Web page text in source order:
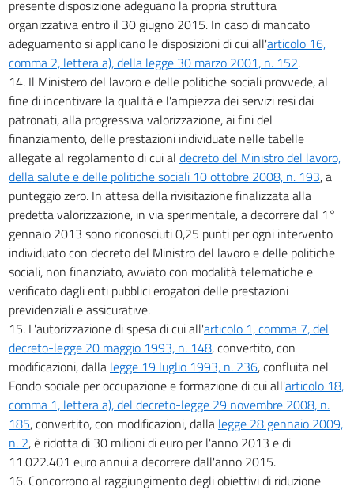
presente disposizione adeguano la propria struttura
organizzativa entro il 30 giugno 2015. In caso di mancato
adeguamento si applicano le disposizioni di cui all'articolo 16,
comma 2, lettera a), della legge 30 marzo 2001, n. 152.
14. Il Ministero del lavoro e delle politiche sociali provvede, al
fine di incentivare la qualità e l'ampiezza dei servizi resi dai
patronati, alla progressiva valorizzazione, ai fini del
finanziamento, delle prestazioni individuate nelle tabelle
allegate al regolamento di cui al decreto del Ministro del lavoro,
della salute e delle politiche sociali 10 ottobre 2008, n. 193, a
punteggio zero. In attesa della rivisitazione finalizzata alla
predetta valorizzazione, in via sperimentale, a decorrere dal 1°
gennaio 2013 sono riconosciuti 0,25 punti per ogni intervento
individuato con decreto del Ministro del lavoro e delle politiche
sociali, non finanziato, avviato con modalità telematiche e
verificato dagli enti pubblici erogatori delle prestazioni
previdenziali e assicurative.
15. L'autorizzazione di spesa di cui all'articolo 1, comma 7, del
decreto-legge 20 maggio 1993, n. 148, convertito, con
modificazioni, dalla legge 19 luglio 1993, n. 236, confluita nel
Fondo sociale per occupazione e formazione di cui all'articolo 18,
comma 1, lettera a), del decreto-legge 29 novembre 2008, n.
185, convertito, con modificazioni, dalla legge 28 gennaio 2009,
n. 2, è ridotta di 30 milioni di euro per l'anno 2013 e di
11.022.401 euro annui a decorrere dall'anno 2015.
16. Concorrono al raggiungimento degli obiettivi di riduzione